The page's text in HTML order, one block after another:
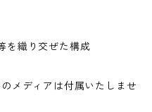
を織り交ぜた構成
メディアは付属いたしませ